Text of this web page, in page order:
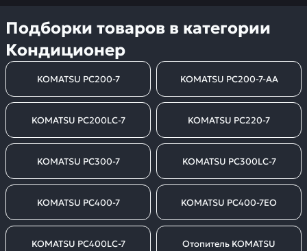
Подборки товаров в категории
Кондиционер
KOMATSU PC200-7 KOMATSU PC200-7-AA
KOMATSU PC200LC-7 KOMATSU PC220-7
KOMATSU PC300-7 KOMATSU PC300LC-7
KOMATSU PC400-7 KOMATSU PC400-7EO
KOMATSU PC400LC-7 Отопитель KOMATSU